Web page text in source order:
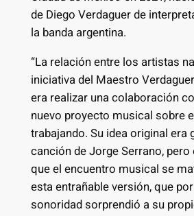
de Diego Verdaguer de
la banda argentina.
“La relación entre los artistas
iniciativa del Maestro
era realizar una colaboración
nuevo proyecto musical sobre
trabajando. Su idea original era
canción de Jorge Serrano,
que el encuentro musical se
esta entrañable versión, que
sonoridad sorprendió a su